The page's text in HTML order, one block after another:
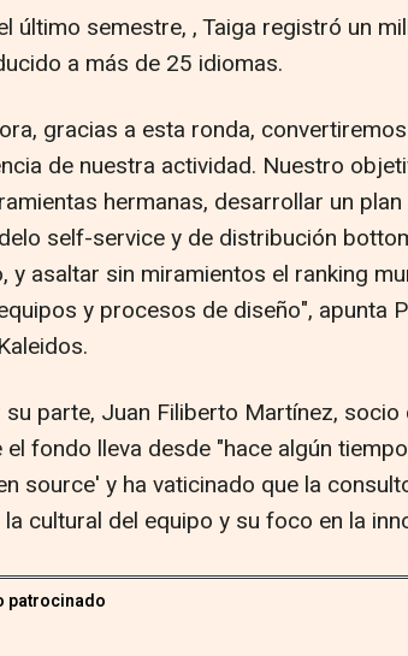
último semestre, , Taiga registró un
a más de 25 idiomas.
gracias a esta ronda,
de nuestra actividad. Nuestro
hermanas, desarrollar un
self-service y de distribución
y asaltar sin miramientos el ranking
y procesos de diseño", apunta
su parte, Juan Filiberto Martínez,
el fondo lleva desde "hace algún
source' y ha vaticinado que la
cultural del equipo y su foco en la
patrocinado